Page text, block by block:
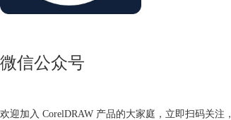
微信公众号
欢迎加入 CorelDRAW 产品的大家庭，立即扫码关注，